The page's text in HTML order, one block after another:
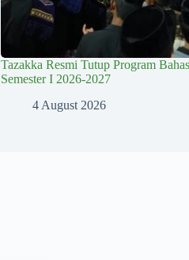
Tazakka Resmi Tutup Program
Semester I 2026-2027
4 August 2026